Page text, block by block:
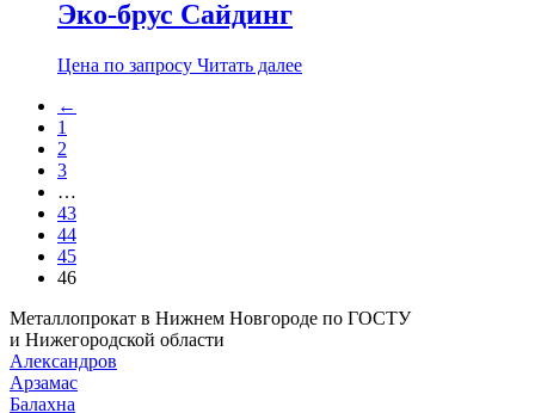
Эко-брус Сайдинг
Цена по запросу Читать далее
←
1
2
3
…
43
44
45
46
Металлопрокат в Нижнем Новгороде по ГОСТУ
и Нижегородской области
Александров
Арзамас
Балахна